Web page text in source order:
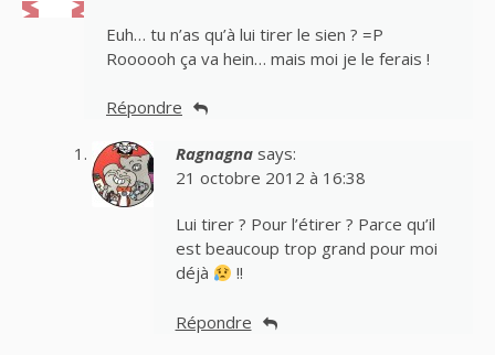
Euh… tu n’as qu’à lui tirer le sien ? =P
Roooooh ça va hein… mais moi je le ferais !
Répondre
Ragnagna says:
21 octobre 2012 à 16:38
Lui tirer ? Pour l’étirer ? Parce qu’il
est beaucoup trop grand pour moi
déjà
!!
Répondre